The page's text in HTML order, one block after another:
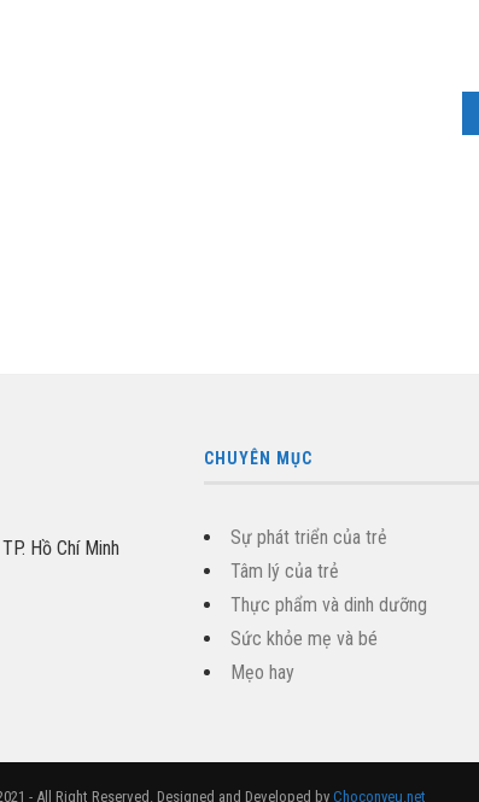
Hồ Chí Minh
CHUYÊN MỤC
Sự phát triển của trẻ
Tâm lý của trẻ
Thực phẩm và dinh dưỡng
Sức khỏe mẹ và bé
Mẹo hay
- All Right Reserved. Designed and Developed by Choconyeu.net